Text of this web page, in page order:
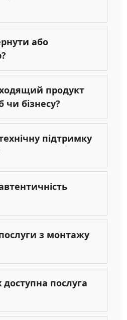
або
продукт
чи бізнесу?
підтримку
з монтажу
доступна послуга